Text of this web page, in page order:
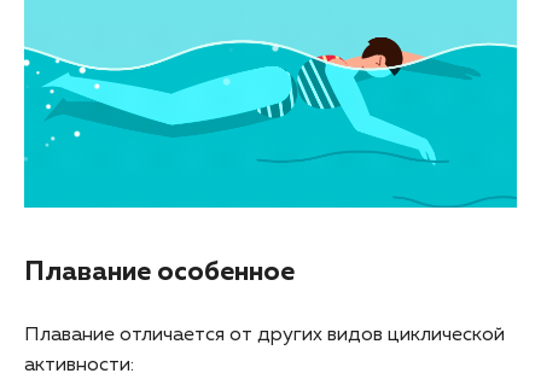
Плавание особенное
Плавание отличается от других видов циклической
активности: